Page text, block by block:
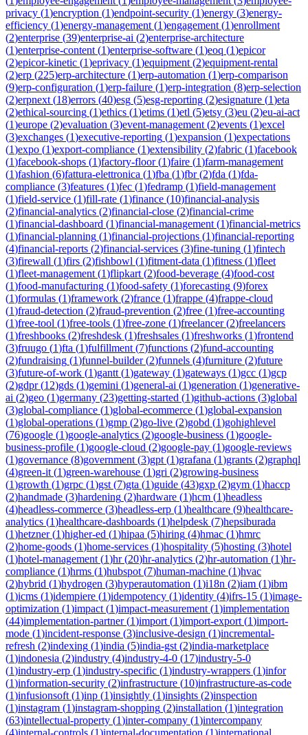
privacy (1)encryption (1)endpoint-security (1)energy (3)energy-
efficiency (1)energy-management (1)engagement (1)enrollment
(2)enterprise (39)enterprise-ai (2)enterprise-architecture
(1)enterprise-content (1)enterprise-software (1)eoq (1)epicor
(2)epicor-kinetic (1)eprivacy (1)equipment (2)equipment-rental
(2)erp (225)erp-architecture (1)erp-automation (1)erp-comparison
(9)erp-configuration (1)erp-failure (1)erp-integration (8)erp-selection
(2)erpnext (18)errors (40)esg (5)esg-reporting (2)esignature (1)eta
(2)ethical-sourcing (1)ethics (1)etims (1)etl (5)etsy (3)eu (2)eu-ai-act
(1)europe (2)evaluation (3)event-management (2)events (1)excel
(3)exchanges (1)executive-reporting (1)expansion (1)expectations
(1)expo (1)export-compliance (1)extensibility (2)fabric (1)facebook
(1)facebook-shops (1)factory-floor(1)faire (1)farm-management
(1)fashion (6)fattura-elettronica (1)fba (1)fbr(2)fda (1)fda-
compliance (3)features (1)fec (1)fedramp (1)field-management
(1)field-service (1)fill-rate (1)finance (10)financial-analysis
(2)financial-analytics (2)financial-close (2)financial-crime
(1)financial-dashboard (1)financial-management (1)financial-metrics
(1)financial-planning (1)financial-projections (1)financial-reporting
(4)financial-reports (2)financial-services (3)fine-tuning (1)fintech
(3)firewall (1)firs (2)fishbowl (1)fitment-data (1)fitness (1)fleet
(1)fleet-management (1)flipkart (2)food-beverage (4)food-cost
(1)food-manufacturing (1)food-safety (1)forecasting (9)forex
(1)formulas (1)framework (2)france (1)frappe (4)frappe-cloud
(1)fraud-detection (2)fraud-prevention (2)free (1)free-accounting
(1)free-tool (1)free-tools (1)free-zone (1)freelancer(2)freelancers
(1)freshbooks (2)freshdesk (1)freshsales (1)freshworks (1)frontend
(3)fruugo (1)fta (1)fulfillment (7)functions (2)fund-accounting
(2)fundraising (1)funnel-builder(2)funnels (4)furniture (2)future
(3)future-of-work (1)gantt (1)gateway (1)gateways (1)gcc (1)gcp
(2)gdpr(12)gds (1)gemini (1)general-ai (1)generation (1)generative-
ai (2)geo (1)germany (23)getting-started (1)github-actions (3)global
(3)global-compliance (1)global-ecommerce (1)global-expansion
(1)global-operations (1)gmp (2)go-live (2)gobd (1)gohighlevel
(76)google (1)google-analytics (2)google-business (1)google-
business-profile (1)google-cloud (2)google-pay (1)google-reviews
(1)governance (8)government (3)gpt (1)grafana (1)grants (2)graphql
(4)green-it (1)green-warehouse (1)gri (2)growing-business
(1)growth (1)grpc (1)gst (7)gta (1)guide (43)gxp (2)gym (1)haccp
(2)handmade (3)hardening (2)hardware (1)hcm (1)headless
(4)headless-commerce (3)headless-erp (1)healthcare (9)healthcare-
analytics (1)healthcare-dashboards (1)helpdesk (7)hepsiburada
(1)hetzner(1)higher-ed (1)hipaa (5)hiring (4)hmac (1)hmrc
(2)home-goods (1)home-services (1)hospitality (5)hosting (3)hotel
(1)hotel-management (1)hr(20)hr-analytics (2)hr-automation (1)hr-
compliance (1)hrms (1)hubspot (7)human-machine (1)hvac
(2)hybrid (1)hydrogen (3)hyperautomation (1)i18n (2)iam (1)ibm
(1)icms (1)idempiere (1)idempotency (1)identity (4)ifrs-15 (1)image-
optimization (1)impact (1)impact-measurement (1)implementation
(44)implementation-partner(1)import (1)import-export (1)import-
mode (1)incident-response (3)inclusive-design (1)incremental-
refresh (2)indexing (1)india (5)india-gst (2)india-marketplace
(1)indonesia (2)industry (4)industry-4-0 (17)industry-5-0
(1)industry-erp (1)industry-specific (1)industry-wrappers (1)infor
(1)information-security (2)infrastructure (10)infrastructure-as-code
(1)infusionsoft (1)inp (1)insightly (1)insights (2)inspection
(1)instagram (1)instagram-shopping (2)installation (1)integration
(63)intellectual-property (1)inter-company (1)intercompany
(4)internal-controls (1)internal-documentation (1)international